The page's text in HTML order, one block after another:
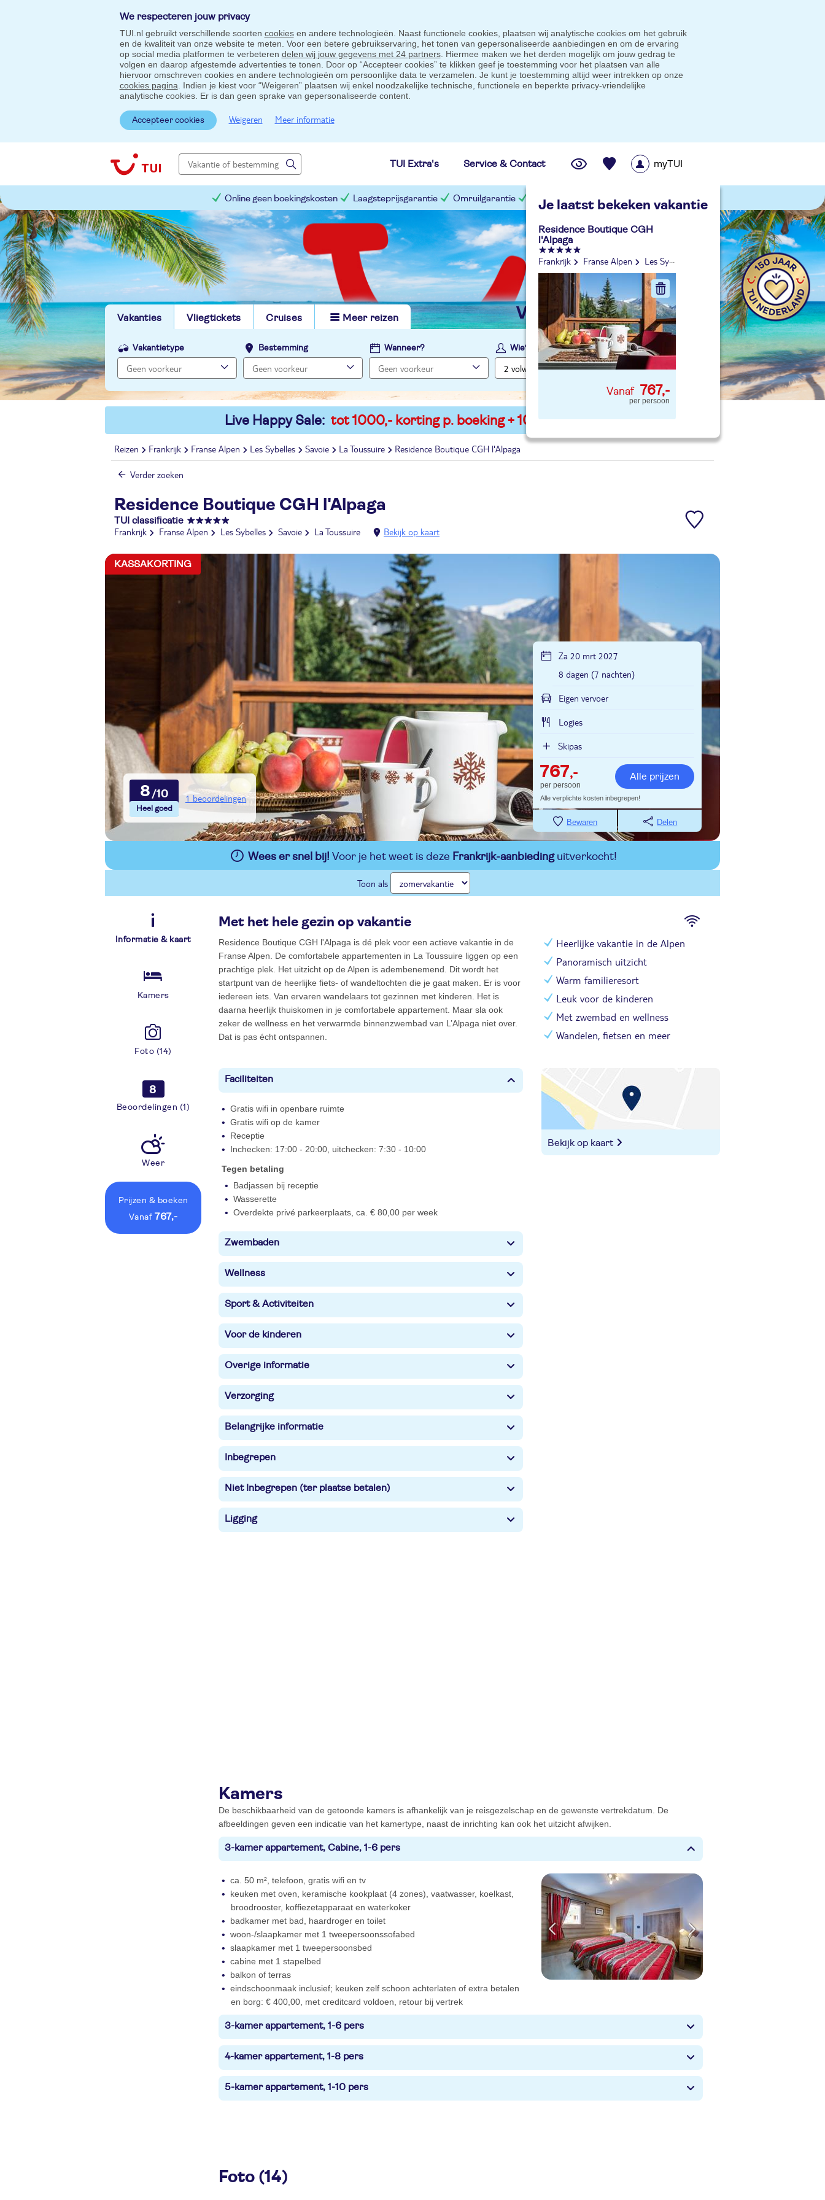
We respecteren jouw privacy
TUI.nl gebruikt verschillende soorten cookiesen andere technologieën. Naast functionele cookies, plaatsen wij analytische cookies om het gebruik
en de kwaliteit van onze website te meten. Voor een betere gebruikservaring, het tonen van gepersonaliseerde aanbiedingen en om de ervaring
op social media platformen te verbeteren delen wij jouw gegevens met 24 partners. Hiermee maken we het derden mogelijk om jouw gedrag te
volgen en daarop afgestemde advertenties te tonen. Door op “Accepteer cookies” te klikken geef je toestemming voor het plaatsen van alle
hiervoor omschreven cookies en andere technologieën om persoonlijke data te verzamelen. Je kunt je toestemming altijd weer intrekken op onze
cookies pagina . Indien je kiest voor “Weigeren” plaatsen wij enkel noodzakelijke technische, functionele en beperkte privacy-vriendelijke
analytische cookies. Er is dan geen sprake van gepersonaliseerde content.
Accepteer cookies Weigeren Meer informatie
TUI Extra's Service & Contact
Je laatst bekeken vakantie
Residence Boutique CGH
l'Alpaga
Frankrijk Franse Alpen Les Sybelles La Toussuire
767,-
per persoon
myTUI
Online geen boekingskosten Laagsteprijsgarantie Omruilgarantie Slimme prijsgarantie
Vakanties Vliegtickets Cruises Meer reizen vind jouw ideale vakantie
Vakantietype Bestemming Wanneer? Wie?
Live Happy Sale: tot 1000,- korting p. boeking + 100,- p. kind
Reizen Frankrijk Franse Alpen Les Sybelles Savoie La Toussuire Residence Boutique CGH l'Alpaga
Verder zoeken
Residence Boutique CGH l'Alpaga
TUI classificatie
Frankrijk Franse Alpen Les Sybelles Savoie La Toussuire Bekijk op kaart
8 1 beoordelingen
KASSAKORTING
Za 20 mrt 2027
8 dagen (7 nachten)
Eigen vervoer
Logies
Skipas
767,-
per persoon
Alle prijzen
Alle verplichte kosten inbegrepen!
Bewaren Delen
Wees er snel bij! Voor je het weet is deze Frankrijk-aanbiedinguitverkocht!
Toon als
Informatie & kaart
Kamers
Foto (14)
8
Beoordelingen (1)
Weer
Prijzen & boeken
vanaf 767,-
Met het hele gezin op vakantie
Residence Boutique CGH l'Alpaga is dé plek voor een actieve vakantie in de
Franse Alpen. De comfortabele appartementen in La Toussuire liggen op een
prachtige plek. Het uitzicht op de Alpen is adembenemend. Dit wordt het
startpunt van de heerlijke fiets- of wandeltochten die je gaat maken. Er is voor
iedereen iets. Van ervaren wandelaars tot gezinnen met kinderen. Het is
daarna heerlijk thuiskomen in je comfortabele appartement. Maar sla ook
zeker de wellness en het verwarmde binnenzwembad van L’Alpaga niet over.
Dat is pas écht ontspannen.
Faciliteiten
Gratis wifi in openbare ruimte
Gratis wifi op de kamer
Receptie
Inchecken: 17:00 - 20:00, uitchecken: 7:30 - 10:00
Tegen betaling
Badjassen bij receptie
Wasserette
Overdekte privé parkeerplaats, ca. € 80,00 per week
Zwembaden
Wellness
Sport & Activiteiten
Voor de kinderen
Overige informatie
Verzorging
Belangrijke informatie
Inbegrepen
Niet Inbegrepen (ter plaatse betalen)
Ligging
Heerlijke vakantie in de Alpen
Panoramisch uitzicht
Warm familieresort
Leuk voor de kinderen
Met zwembad en wellness
Wandelen, fietsen en meer
Bekijk op kaart
Kamers
De beschikbaarheid van de getoonde kamers is afhankelijk van je reisgezelschap en de gewenste vertrekdatum. De
afbeeldingen geven een indicatie van het kamertype, naast de inrichting kan ook het uitzicht afwijken.
3-kamer appartement, Cabine, 1-6 pers
ca. 50 m², telefoon, gratis wifi en tv
keuken met oven, keramische kookplaat (4 zones), vaatwasser, koelkast,
broodrooster, koffiezetapparaat en waterkoker
badkamer met bad, haardroger en toilet
woon-/slaapkamer met 1 tweepersoonssofabed
slaapkamer met 1 tweepersoonsbed
cabine met 1 stapelbed
balkon of terras
eindschoonmaak inclusief; keuken zelf schoon achterlaten of extra betalen
en borg: € 400,00, met creditcard voldoen, retour bij vertrek
3-kamer appartement, 1-6 pers
4-kamer appartement, 1-8 pers
5-kamer appartement, 1-10 pers
Foto (14)